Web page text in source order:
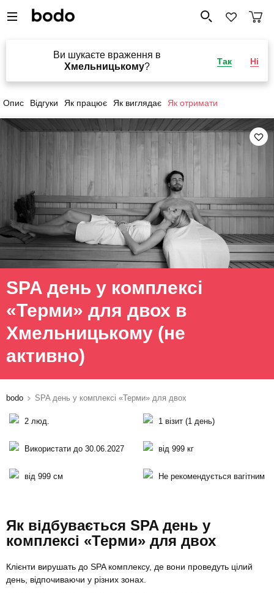
Ви шукаєте враження в
Хмельницькому?
Так Ні
Опис Відгуки Як працює Як виглядає Як отримати
SPA день у комплексі
«Терми» для двох в
Хмельницькому (не
активно)
bodo SPA день у комплексі «Терми» для двох
2 люд. 1 візит (1 день)
Використати до 30.06.2027 від 999 кг
від 999 см Не рекомендується вагітним
Як відбувається SPA день у
комплексі «Терми» для двох
Клієнти вирушать до SPA комплексу, де вони проведуть цілий
день, відпочиваючи у різних зонах.